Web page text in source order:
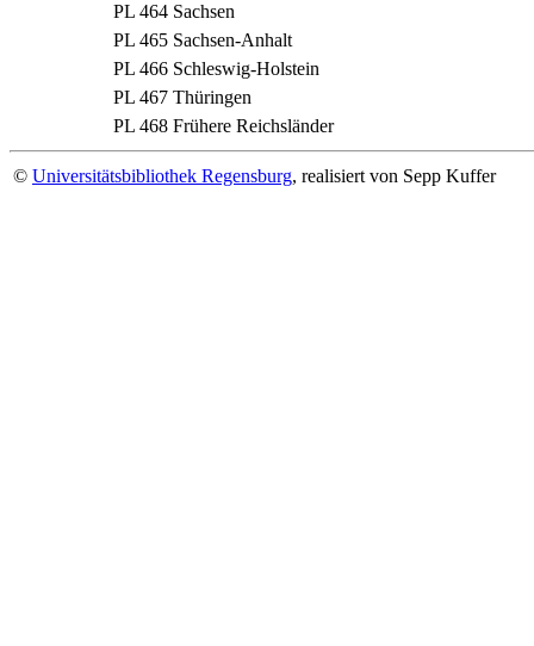
PL 464 Sachsen
PL 465 Sachsen-Anhalt
PL 466 Schleswig-Holstein
PL 467 Thüringen
PL 468 Frühere Reichsländer
© Universitätsbibliothek Regensburg, realisiert von Sepp Kuffer